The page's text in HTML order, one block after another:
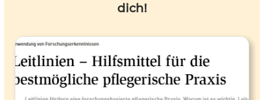
dich!